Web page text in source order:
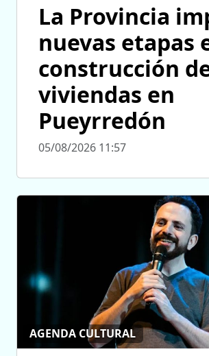
La Provincia
nuevas etapas
construcción
viviendas en
Pueyrredón
05/08/2026 11:57
AGENDA CULTURAL